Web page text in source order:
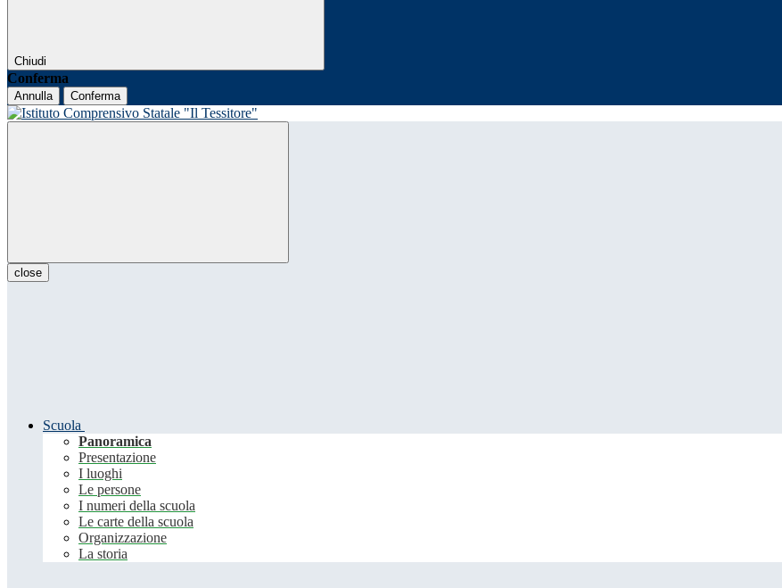
Chiudi
Conferma
Annulla Conferma
close
Scuola
Panoramica
Presentazione
I luoghi
Le persone
I numeri della scuola
Le carte della scuola
Organizzazione
La storia